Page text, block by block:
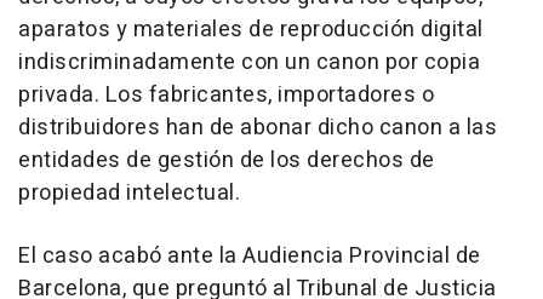
aparatos y materiales de reproducción digital
indiscriminadamente con un canon por copia
privada. Los fabricantes, importadores o
distribuidores han de abonar dicho canon a las
entidades de gestión de los derechos de
propiedad intelectual.
El caso acabó ante la Audiencia Provincial de
Barcelona, que preguntó al Tribunal de Justicia